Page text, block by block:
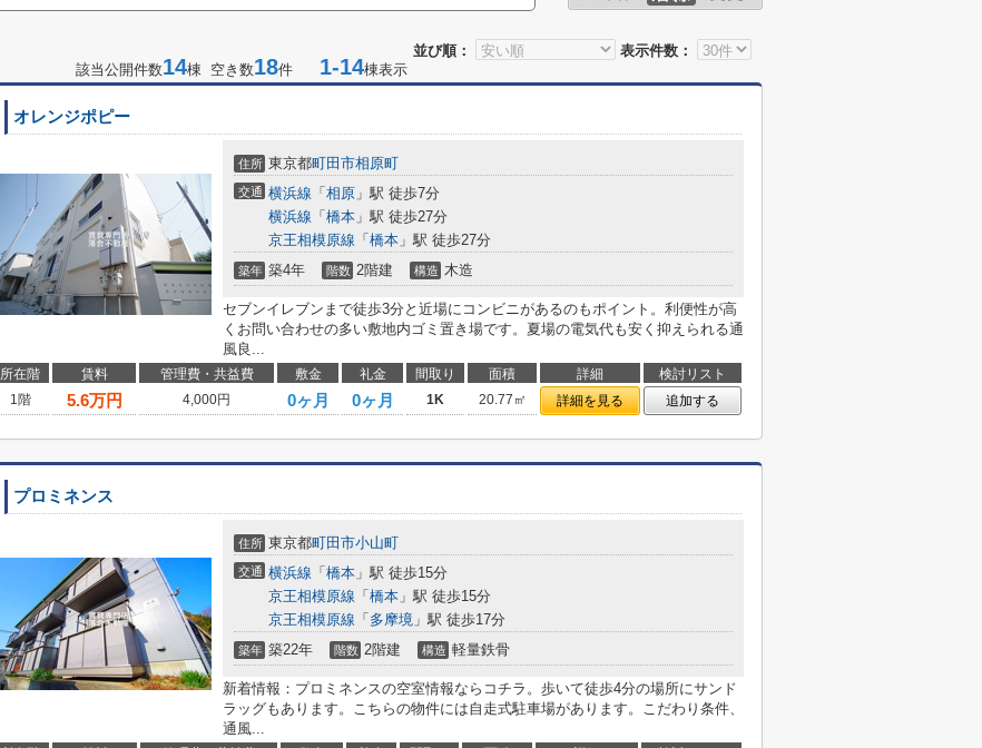
並び順：
表示件数：
該当公開件数14棟 空き数18件 1-14棟表示
オレンジポピー
住所 東京都町田市相原町
交通 横浜線 「 相原 」駅 徒歩7分
横浜線 「 橋本 」駅 徒歩27分
京王相模原線 「 橋本 」駅 徒歩27分
築年 築4年 階数 2階建 構造 木造
セブンイレブンまで徒歩3分と近場にコンビニがあるのもポイント。利便性が高
くお問い合わせの多い敷地内ゴミ置き場です。夏場の電気代も安く抑えられる通
風良...
所在階 賃料 管理費・共益費 敷金 礼金 間取り 面積 詳細
検討リスト
1階
5.6万円 4,000円 0ヶ月 0ヶ月 1K 20.77㎡ 詳細を見る 追加する
プロミネンス
住所 東京都町田市小山町
交通 横浜線 「 橋本 」駅 徒歩15分
京王相模原線 「 橋本 」駅 徒歩15分
京王相模原線 「 多摩境 」駅 徒歩17分
築年 築22年 階数 2階建 構造 軽量鉄骨
新着情報：プロミネンスの空室情報ならコチラ。歩いて徒歩4分の場所にサンド
ラッグもあります。こちらの物件には自走式駐車場があります。こだわり条件、
通風...